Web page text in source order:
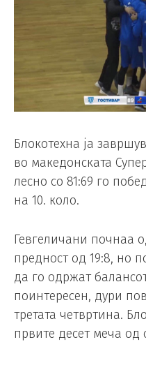
Блокотехна ја
во македонската
лесно со 81:69 го
на 10. коло.
Гевгеличани почнаа
предност од 19:8, но
да го одржат
поинтересен, дури
третата четвртина.
првите десет меча од